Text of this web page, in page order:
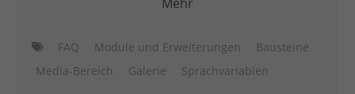
FAQ Module und Erweiterungen
Bausteine
Media-Bereich
Galerie Sprachvariablen